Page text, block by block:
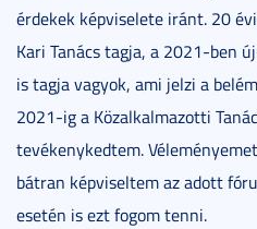
érdekek képviselete iránt. 20
Kari Tanács tagja, a 2021-ben
is tagja vagyok, ami jelzi a
2021-ig a Közalkalmazotti
tevékenykedtem.
bátran képviseltem az adott
esetén is ezt fogom tenni.